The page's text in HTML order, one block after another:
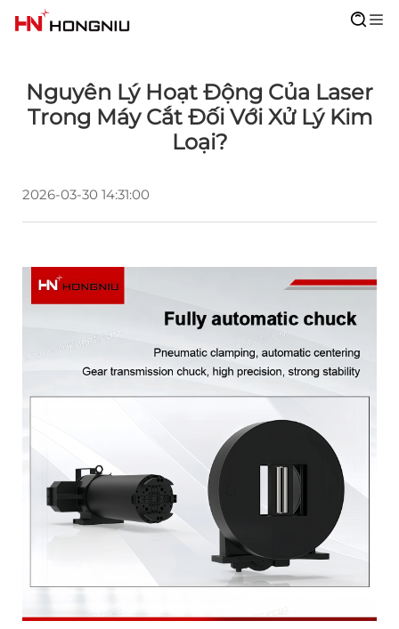
Nguyên Lý Hoạt Động Của Laser
Trong Máy Cắt Đối Với Xử Lý Kim
Loại?
2026-03-30 14:31:00